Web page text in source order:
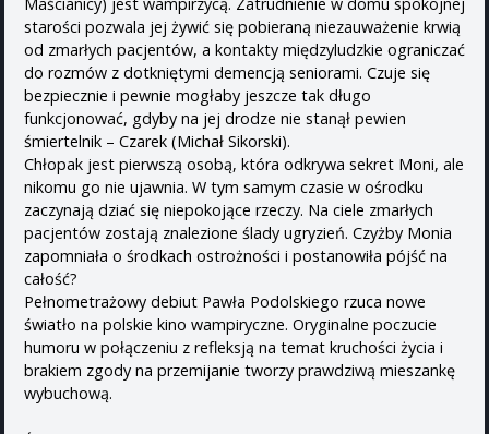
starości pozwala jej żywić się pobieraną niezauważenie krwią
od zmarłych pacjentów, a kontakty międzyludzkie ograniczać
do rozmów z dotkniętymi demencją seniorami. Czuje się
bezpiecznie i pewnie mogłaby jeszcze tak długo
funkcjonować, gdyby na jej drodze nie stanął pewien
śmiertelnik – Czarek (Michał Sikorski).
Chłopak jest pierwszą osobą, która odkrywa sekret Moni, ale
nikomu go nie ujawnia. W tym samym czasie w ośrodku
zaczynają dziać się niepokojące rzeczy. Na ciele zmarłych
pacjentów zostają znalezione ślady ugryzień. Czyżby Monia
zapomniała o środkach ostrożności i postanowiła pójść na
całość?
Pełnometrażowy debiut Pawła Podolskiego rzuca nowe
światło na polskie kino wampiryczne. Oryginalne poczucie
humoru w połączeniu z refleksją na temat kruchości życia i
brakiem zgody na przemijanie tworzy prawdziwą mieszankę
wybuchową.